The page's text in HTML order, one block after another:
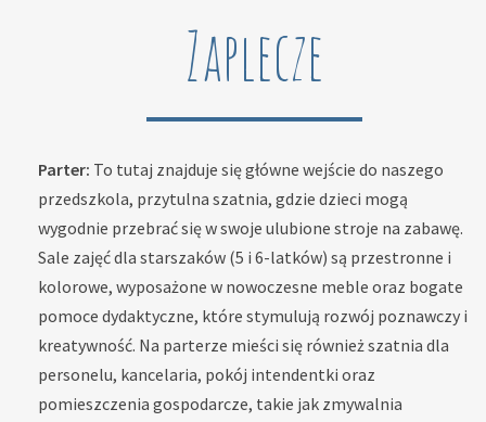
Zaplecze
Parter: To tutaj znajduje się główne wejście do naszego
przedszkola, przytulna szatnia, gdzie dzieci mogą
wygodnie przebrać się w swoje ulubione stroje na zabawę.
Sale zajęć dla starszaków (5 i 6-latków) są przestronne i
kolorowe, wyposażone w nowoczesne meble oraz bogate
pomoce dydaktyczne, które stymulują rozwój poznawczy i
kreatywność. Na parterze mieści się również szatnia dla
personelu, kancelaria, pokój intendentki oraz
pomieszczenia gospodarcze, takie jak zmywalnia